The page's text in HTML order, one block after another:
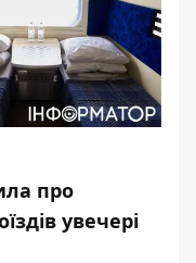
про
увечері